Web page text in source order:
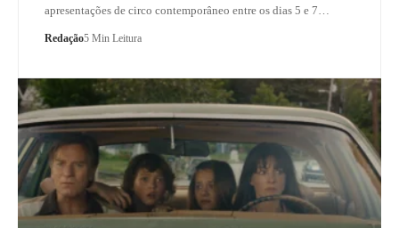
apresentações de circo contemporâneo entre os dias 5 e 7…
Redação5 Min Leitura